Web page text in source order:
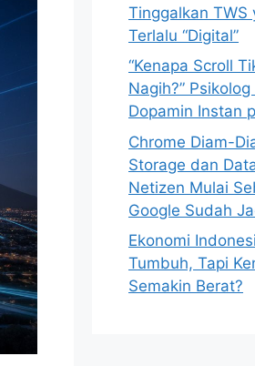
Tinggalkan TWS
Terlalu “Digital”
“Kenapa Scroll
Nagih?”
Dopamin Instan
Chrome Diam-
Storage dan
Netizen Mulai
Google Sudah
Ekonomi
Tumbuh, Tapi
Semakin Berat?